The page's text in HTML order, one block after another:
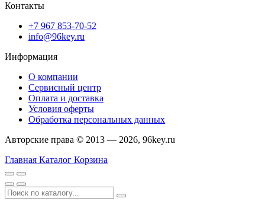
Контакты
+7 967 853-70-52
info@96key.ru
Информация
О компании
Сервисный центр
Оплата и доставка
Условия оферты
Обработка персональных данных
Авторские права © 2013 — 2026, 96key.ru
Главная Каталог Корзина